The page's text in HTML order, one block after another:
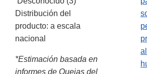
Distribución del
producto: a escala
nacional
*Estimación basada en
informes de Quejas del